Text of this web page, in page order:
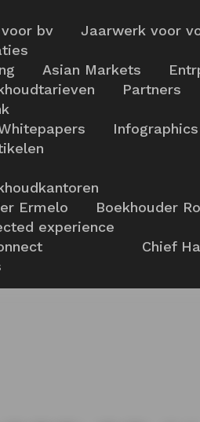
bv
Jaarwerk voor
Asian Markets
Partners
Infographics
Ermelo
Boekhouder
experience
Chief